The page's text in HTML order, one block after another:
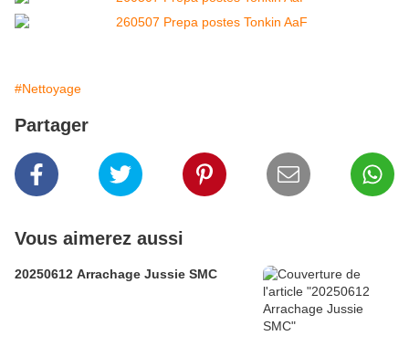
#Nettoyage
Partager
Vous aimerez aussi
20250612 Arrachage Jussie SMC